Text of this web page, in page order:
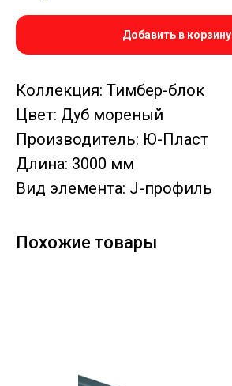
Добавить в корзину
Коллекция: Тимбер-блок
Цвет: Дуб мореный
Производитель: Ю-Пласт
Длина: 3000 мм
Вид элемента: J-профиль
Похожие товары